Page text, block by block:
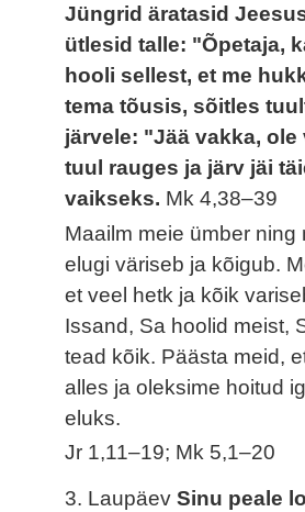
Jüngrid äratasid
ütlesid talle: "Õpetaja,
hooli sellest, et me
tema tõusis, sõitles
järvele: "Jää vakka, ole
tuul rauges ja järv jäi
vaikseks. Mk 4,38–39
Maailm meie ümber ning
elugi väriseb ja kõigub.
et veel hetk ja kõik
Issand, Sa hoolid meist,
tead kõik. Päästa meid,
alles ja oleksime hoitud
eluks.
Jr 1,11–19; Mk 5,1–20
3. LaupäevSinu peale